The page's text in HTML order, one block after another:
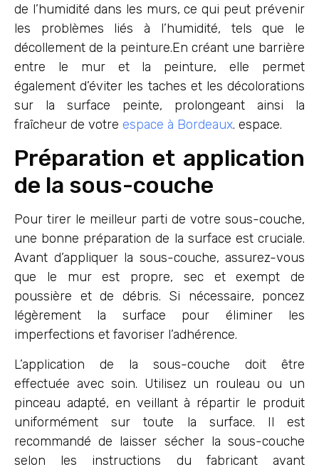
de l’humidité dans les murs, ce qui peut prévenir
les problèmes liés à l’humidité, tels que le
décollement de la peinture.En créant une barrière
entre le mur et la peinture, elle permet
également d’éviter les taches et les décolorations
sur la surface peinte, prolongeant ainsi la
fraîcheur de votre espace à Bordeaux. espace.
Préparation et application
de la sous-couche
Pour tirer le meilleur parti de votre sous-couche,
une bonne préparation de la surface est cruciale.
Avant d’appliquer la sous-couche, assurez-vous
que le mur est propre, sec et exempt de
poussière et de débris. Si nécessaire, poncez
légèrement la surface pour éliminer les
imperfections et favoriser l’adhérence.
L’application de la sous-couche doit être
effectuée avec soin. Utilisez un rouleau ou un
pinceau adapté, en veillant à répartir le produit
uniformément sur toute la surface. Il est
recommandé de laisser sécher la sous-couche
selon les instructions du fabricant avant